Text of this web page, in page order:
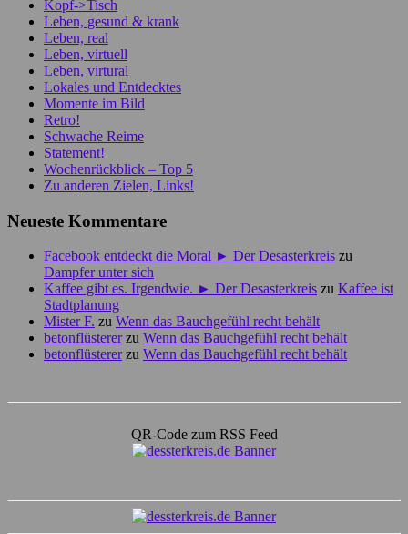
Kopf->Tisch
Leben, gesund & krank
Leben, real
Leben, virtuell
Leben, virtural
Lokales und Entdecktes
Momente im Bild
Retro!
Schwache Reime
Statement!
Wochenrückblick – Top 5
Zu anderen Zielen, Links!
Neueste Kommentare
Facebook entdeckt die Moral ► Der Desasterkreis zu
Dampfer unter sich
Kaffee gibt es. Irgendwie. ► Der Desasterkreis zu Kaffee ist
Stadtplanung
Mister F. zu Wenn das Bauchgefühl recht behält
betonflüstererzu Wenn das Bauchgefühl recht behält
betonflüstererzu Wenn das Bauchgefühl recht behält
QR-Code zum RSS Feed